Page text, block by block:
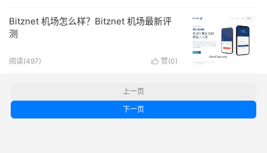
Bitznet 机场怎么样？Bitznet 机场最新评
测
 赞(0)
阅读(497)
上一页
下一页